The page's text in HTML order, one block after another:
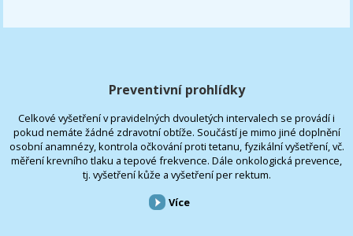
Preventivní prohlídky
Celkové vyšetření v pravidelných dvouletých intervalech se provádí i
pokud nemáte žádné zdravotní obtíže. Součástí je mimo jiné doplnění
osobní anamnézy, kontrola očkování proti tetanu, fyzikální vyšetření, vč.
měření krevního tlaku a tepové frekvence. Dále onkologická prevence,
tj. vyšetření kůže a vyšetření per rektum.
Více